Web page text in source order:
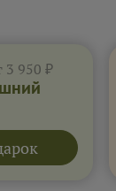
3 950 ₽